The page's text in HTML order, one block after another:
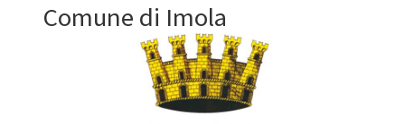
Comune di Imola